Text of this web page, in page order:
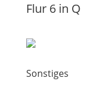
Flur 6 in Q
Sonstiges